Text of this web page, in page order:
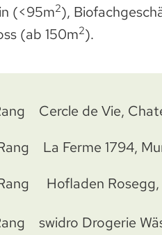
(<95m2),
(ab 150m2).
Cercle de Vie,
La Ferme 1794,
Hofladen Rosegg,
swidro Drogerie